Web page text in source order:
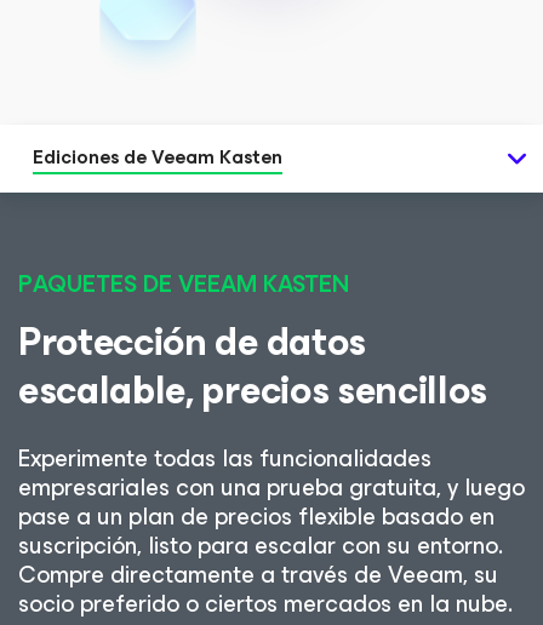
Ediciones de Veeam Kasten
PAQUETES DE VEEAM KASTEN
Protección de datos
escalable, precios sencillos
Experimente todas las funcionalidades
empresariales con una prueba gratuita, y luego
pase a un plan de precios flexible basado en
suscripción, listo para escalar con su entorno.
Compre directamente a través de Veeam, su
socio preferido o ciertos mercados en la nube.